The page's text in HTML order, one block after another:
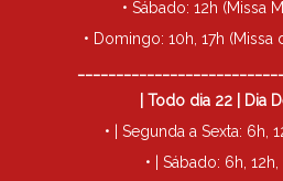
• Sábado: 12h (Missa
• Domingo: 10h, 17h (Missa
| Todo dia 22 | Dia
• | Segunda a Sexta: 6h,
• | Sábado: 6h, 12h,